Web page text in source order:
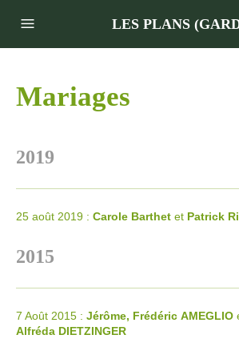
LES PLANS
Mariages
2019
25 août 2019 : Carole Barthet et Patrick
2015
7 Août 2015 : Jérôme, Frédéric AMEGLIO
Alfréda DIETZINGER